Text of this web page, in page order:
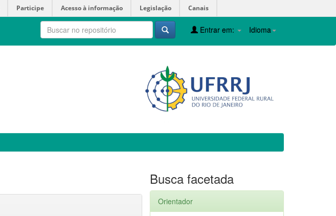
Participe Acesso à informação Legislação Canais
Idioma
Entrar em:
Busca facetada
Orientador